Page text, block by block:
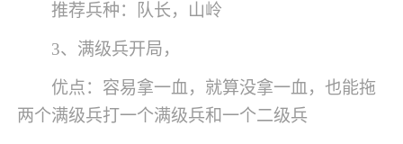
推荐兵种：队长，山岭
3、满级兵开局，
优点：容易拿一血，就算没拿一血，也能拖
两个满级兵打一个满级兵和一个二级兵